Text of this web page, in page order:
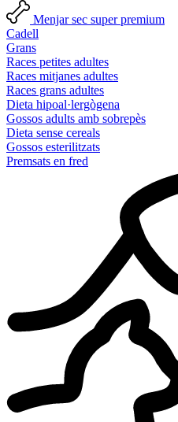
Menjar sec super premium
Cadell
Grans
Races petites adultes
Races mitjanes adultes
Races grans adultes
Dieta hipoal·lergògena
Gossos adults amb sobrepès
Dieta sense cereals
Gossos esterilitzats
Premsats en fred